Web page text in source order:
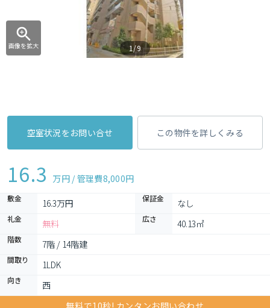
画像を拡大 1/9
空室状況をお問い合せ この物件を詳しくみる
16.3 万円 / 管理費8,000円
敷金 16.3万円 保証金 なし
礼金 無料 広さ 40.13㎡
階数 7階 / 14階建
間取り 1LDK
向き
西
無料で10秒! カンタンお問い合わせ